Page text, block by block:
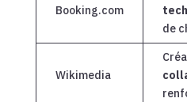
Booking.com
de
Wikimedia